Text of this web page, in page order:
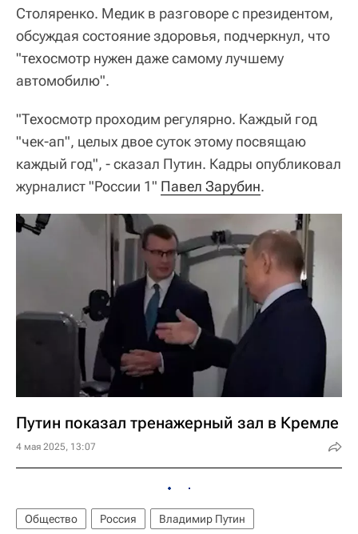
Столяренко. Медик в разговоре с президентом,
обсуждая состояние здоровья, подчеркнул, что
"техосмотр нужен даже самому лучшему
автомобилю".
"Техосмотр проходим регулярно. Каждый год
"чек-ап", целых двое суток этому посвящаю
каждый год", - сказал Путин. Кадры опубликовал
журналист "России 1" Павел Зарубин.
Путин показал тренажерный зал в Кремле
4 мая 2025, 13:07
Общество Россия Владимир Путин